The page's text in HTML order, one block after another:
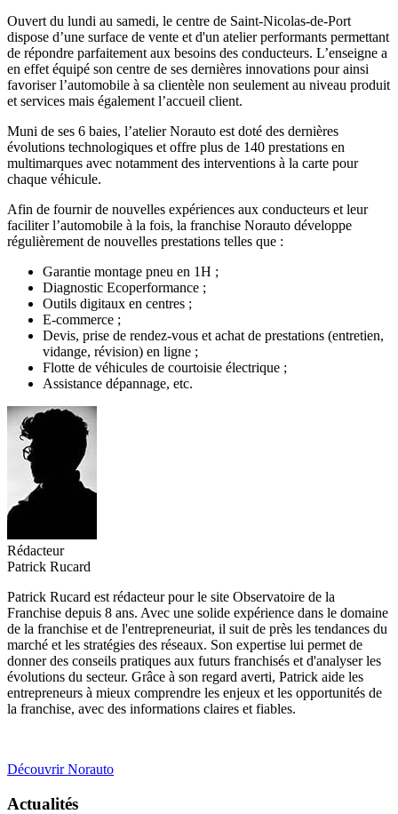
Ouvert du lundi au samedi, le centre de Saint-Nicolas-de-Port
dispose d’une surface de vente et d'un atelier performants permettant
de répondre parfaitement aux besoins des conducteurs. L’enseigne a
en effet équipé son centre de ses dernières innovations pour ainsi
favoriser l’automobile à sa clientèle non seulement au niveau produit
et services mais également l’accueil client.
Muni de ses 6 baies, l’atelier Norauto est doté des dernières
évolutions technologiques et offre plus de 140 prestations en
multimarques avec notamment des interventions à la carte pour
chaque véhicule.
Afin de fournir de nouvelles expériences aux conducteurs et leur
faciliter l’automobile à la fois, la franchise Norauto développe
régulièrement de nouvelles prestations telles que :
Garantie montage pneu en 1H ;
Diagnostic Ecoperformance ;
Outils digitaux en centres ;
E-commerce ;
Devis, prise de rendez-vous et achat de prestations (entretien,
vidange, révision) en ligne ;
Flotte de véhicules de courtoisie électrique ;
Assistance dépannage, etc.
Rédacteur
Patrick Rucard
Patrick Rucard est rédacteur pour le site Observatoire de la
Franchise depuis 8 ans. Avec une solide expérience dans le domaine
de la franchise et de l'entrepreneuriat, il suit de près les tendances du
marché et les stratégies des réseaux. Son expertise lui permet de
donner des conseils pratiques aux futurs franchisés et d'analyser les
évolutions du secteur. Grâce à son regard averti, Patrick aide les
entrepreneurs à mieux comprendre les enjeux et les opportunités de
la franchise, avec des informations claires et fiables.
Découvrir Norauto
Actualités